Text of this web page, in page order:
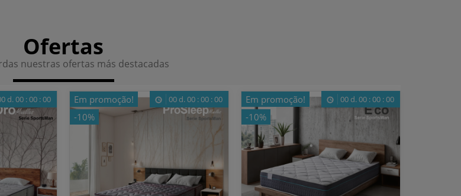
Ofertas
nuestras ofertas más destacadas
d.00 :00 :00
Em promoção!
-10%
00 d.00 :00 :00
Em promoção!
-10%
00 d.00 :00 :00